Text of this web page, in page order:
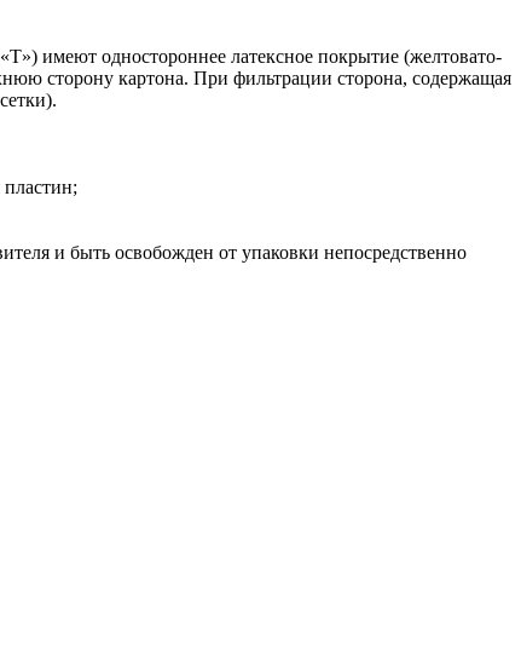
имеют одностороннее латексное покрытие (желтовато-
сторону картона. При фильтрации сторона, содержащая
и быть освобожден от упаковки непосредственно